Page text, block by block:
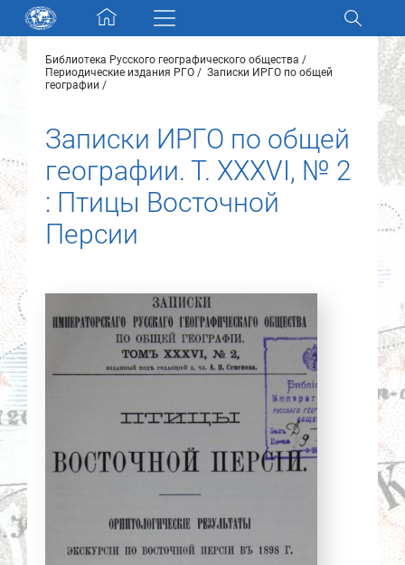
Skip navigation
Разделы и коллекции
Новости
О нас
Контакты
Партнеры
Библиотека Русского географического общества
Периодические издания РГО
Записки ИРГО по общей
географии
Записки ИРГО по общей
географии. Т. XXXVI, № 2
: Птицы Восточной
Персии